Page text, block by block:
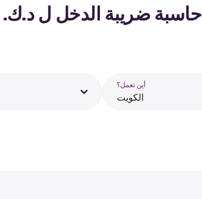
حاسبة ضريبة الدخل ل د.ك.‏١٠٠٬٩٢٠ ‏ الراتب في الكويت - 2026
أين تعمل؟
الكويت